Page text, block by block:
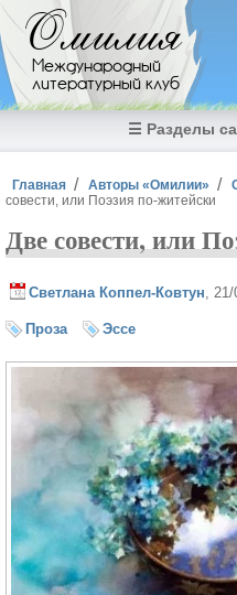
Перейти к основному
Омилия
Международный
литературный клуб
☰ Разделы
Вы здесь
Главная Авторы «Омилии»
совести, или Поэзия по-житейски
Две совести, или
Светлана Коппел-Ковтун ,
Проза Эссе